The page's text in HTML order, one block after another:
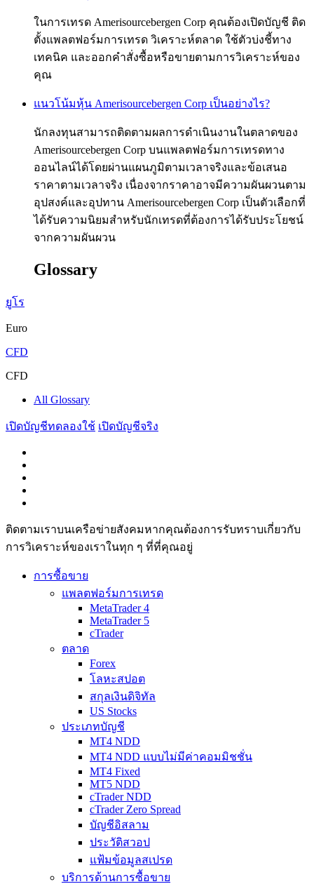
ในการเทรด Amerisourcebergen Corp คุณต้องเปิดบัญชี ติด
ตั้งแพลตฟอร์มการเทรด วิเคราะห์ตลาด ใช้ตัวบ่งชี้ทาง
เทคนิค และออกคำสั่งซื้อหรือขายตามการวิเคราะห์ของ
คุณ
แนวโน้มหุ้น Amerisourcebergen Corp เป็นอย่างไร?
นักลงทุนสามารถติดตามผลการดำเนินงานในตลาดของ
Amerisourcebergen Corp บนแพลตฟอร์มการเทรดทาง
ออนไลน์ได้โดยผ่านแผนภูมิตามเวลาจริงและข้อเสนอ
ราคาตามเวลาจริง เนื่องจากราคาอาจมีความผันผวนตาม
อุปสงค์และอุปทาน Amerisourcebergen Corp เป็นตัวเลือกที่
ได้รับความนิยมสำหรับนักเทรดที่ต้องการได้รับประโยชน์
จากความผันผวน
Glossary
ยูโร
Euro
CFD
CFD
All Glossary
เปิดบัญชีทดลองใช้ เปิดบัญชีจริง
ติดตามเราบนเครือข่ายสังคมหากคุณต้องการรับทราบเกี่ยวกับ
การวิเ­คราะห์ของเราในทุก ๆ ที่ที่คุณอยู่
การซื้อขาย
แพลตฟอร์มการเทรด
MetaTrader 4
MetaTrader 5
cTrader
ตลาด
Forex
โลหะสปอต
สกุลเงินดิจิทัล
US Stocks
ประเภทบัญชี
MT4 NDD
MT4 NDD แบบไม่มีค่าคอมมิชชั่น
MT4 Fixed
MT5 NDD
cTrader NDD
cTrader Zero Spread
บัญชีอิสลาม
ประวัติสวอป
แฟ้มข้อมูลสเปรด
บริการด้านการซื้อขาย